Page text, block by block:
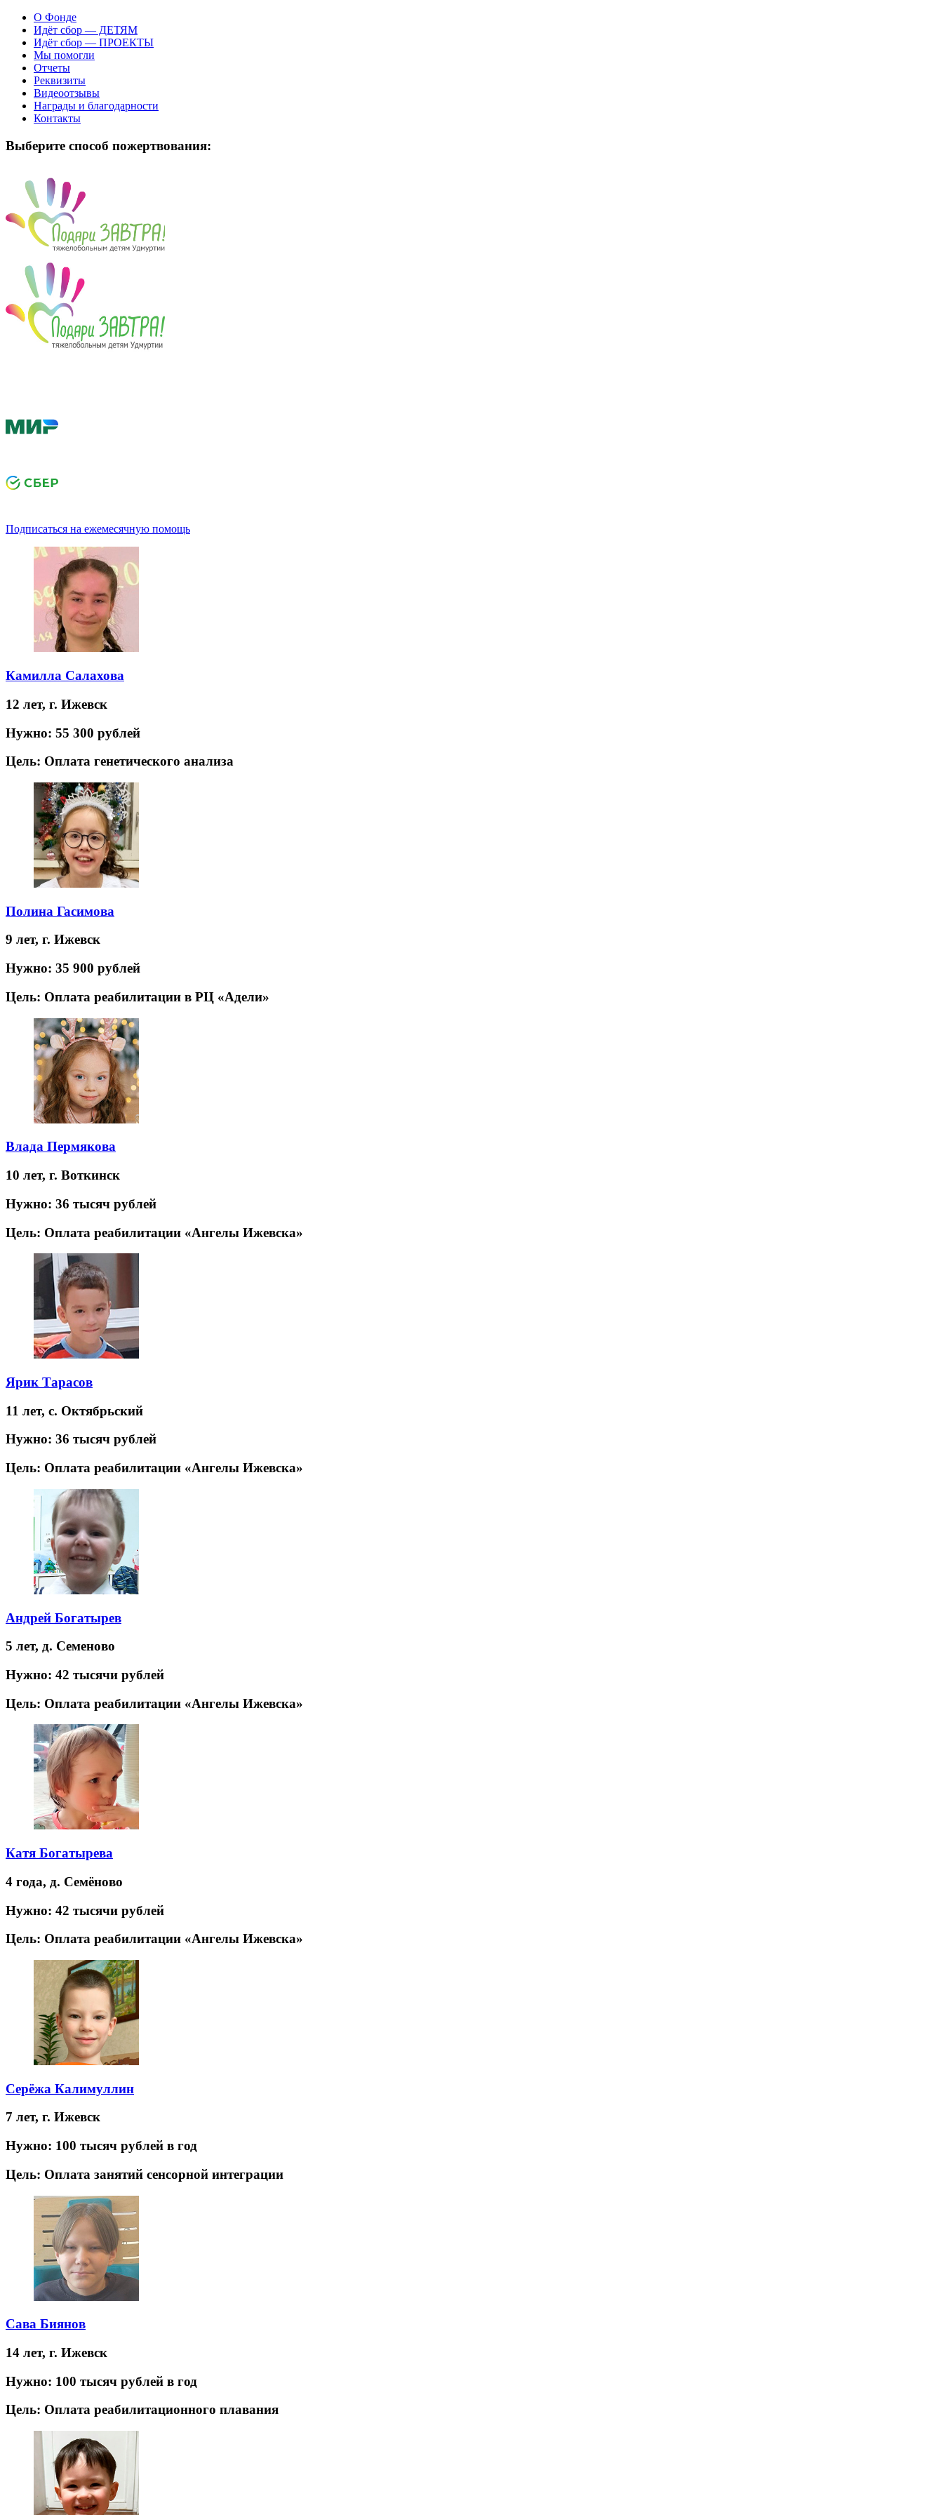
О Фонде
Идёт сбор — ДЕТЯМ
Идёт сбор — ПРОЕКТЫ
Мы помогли
Отчеты
Реквизиты
Видеоотзывы
Награды и благодарности
Контакты
Выберите способ пожертвования:
Подписаться на ежемесячную помощь
Камилла Салахова
12 лет, г. Ижевск
Нужно: 55 300 рублей
Цель: Оплата генетического анализа
Полина Гасимова
9 лет, г. Ижевск
Нужно: 35 900 рублей
Цель: Оплата реабилитации в РЦ «Адели»
Влада Пермякова
10 лет, г. Воткинск
Нужно: 36 тысяч рублей
Цель: Оплата реабилитации «Ангелы Ижевска»
Ярик Тарасов
11 лет, с. Октябрьский
Нужно: 36 тысяч рублей
Цель: Оплата реабилитации «Ангелы Ижевска»
Андрей Богатырев
5 лет, д. Семеново
Нужно: 42 тысячи рублей
Цель: Оплата реабилитации «Ангелы Ижевска»
Катя Богатырева
4 года, д. Семёново
Нужно: 42 тысячи рублей
Цель: Оплата реабилитации «Ангелы Ижевска»
Серёжа Калимуллин
7 лет, г. Ижевск
Нужно: 100 тысяч рублей в год
Цель: Оплата занятий сенсорной интеграции
Сава Биянов
14 лет, г. Ижевск
Нужно: 100 тысяч рублей в год
Цель: Оплата реабилитационного плавания